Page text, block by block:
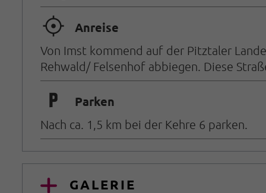
🞞 Anreise
Von Imst kommend auf der Pitztaler
Rehwald/ Felsenhof abbiegen. Diese
🐈 Parken
Nach ca. 1,5 km bei der Kehre 6 parken.
GALERIE